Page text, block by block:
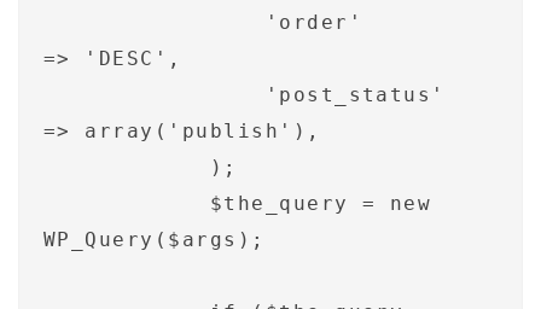
=> 'DESC',
=> array('publish'),
WP_Query($args);